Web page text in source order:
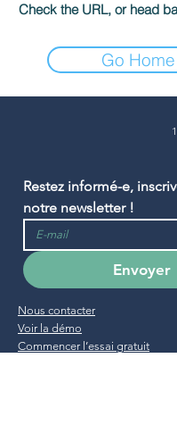
Check the URL, or head
Go Home
Restez informé-e,
notre newsletter !
Envoyer
Nous contacter
Voir la démo
Commencer l’essai gratuit